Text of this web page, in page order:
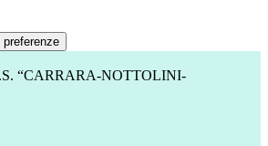
“CARRARA-NOTTOLINI-